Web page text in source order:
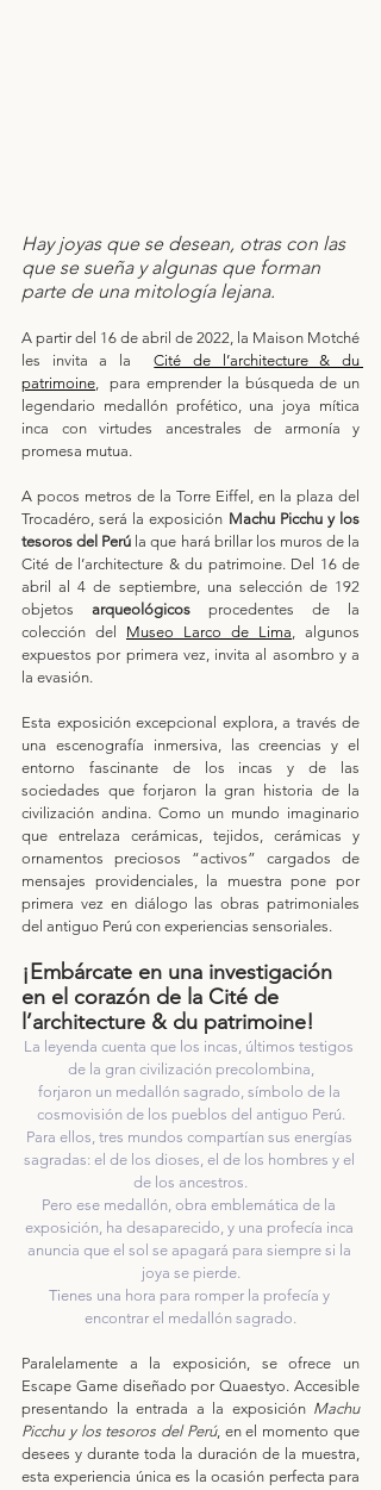
Hay joyas que se desean, otras con las
que se sueña y algunas que forman
parte de una mitología lejana.
A partir del 16 de abril de 2022, la Maison Motché
les invita a la Cité de l’architecture & du
patrimoine ,  para emprender la búsqueda de un
legendario medallón profético, una joya mítica
inca con virtudes ancestrales de armonía y
promesa mutua.
A pocos metros de la Torre Eiffel, en la plaza del
Trocadéro, será la exposición Machu Picchu y los
tesoros del Perú la que hará brillar los muros de la
Cité de l’architecture & du patrimoine. Del 16 de
abril al 4 de septiembre, una selección de 192
objetos arqueológicos procedentes de la
colección del Museo Larco de Lima , algunos
expuestos por primera vez, invita al asombro y a
la evasión.
Esta exposición excepcional explora, a través de
una escenografía inmersiva, las creencias y el
entorno fascinante de los incas y de las
sociedades que forjaron la gran historia de la
civilización andina. Como un mundo imaginario
que entrelaza cerámicas, tejidos, cerámicas y
ornamentos preciosos “activos” cargados de
mensajes providenciales, la muestra pone por
primera vez en diálogo las obras patrimoniales
del antiguo Perú con experiencias sensoriales.
¡Embárcate en una investigación
en el corazón de la Cité de
l’architecture & du patrimoine!
La leyenda cuenta que los incas, últimos testigos
de la gran civilización precolombina,
forjaron un medallón sagrado, símbolo de la
cosmovisión de los pueblos del antiguo Perú.
Para ellos, tres mundos compartían sus energías
sagradas: el de los dioses, el de los hombres y el
de los ancestros.
Pero ese medallón, obra emblemática de la
exposición, ha desaparecido, y una profecía inca
anuncia que el sol se apagará para siempre si la
joya se pierde.
Tienes una hora para romper la profecía y
encontrar el medallón sagrado.
Paralelamente a la exposición, se ofrece un
Escape Game diseñado por Quaestyo. Accesible
presentando la entrada a la exposición Machu
Picchu y los tesoros del Perú, en el momento que
desees y durante toda la duración de la muestra,
esta experiencia única es la ocasión perfecta para